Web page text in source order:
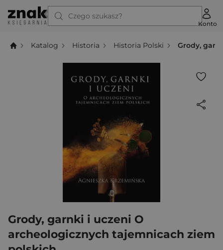
Czego szukasz?
Konto
Katalog Historia Historia Polski Grody,
Grody, garnki i uczeni O
archeologicznych tajemnicach ziem